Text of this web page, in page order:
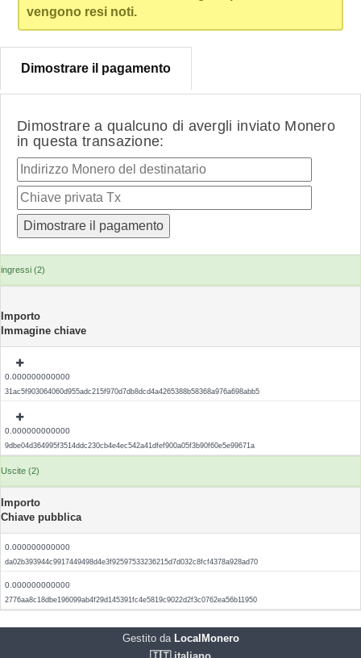
vengono resi noti.
Dimostrare il pagamento
Dimostrare a qualcuno di avergli inviato Monero
in questa transazione:
ingressi (2)
Importo
Immagine chiave
0.000000000000
31ac5f903064060d955adc215f970d7db8dcd4a4265388b58368a976a698abb5
0.000000000000
9dbe04d364995f3514ddc230cb4e4ec542a41dfef900a05f3b90f60e5e99671a
Uscite (2)
Importo
Chiave pubblica
0.000000000000
da02b393944c9917449498d4e3f92597533236215d7d032c8fcf4378a928ad70
0.000000000000
2776aa8c18dbe196099ab4f29d145391fc4e5819c9022d2f3c0762ea56b11950
Gestito daLocalMonero